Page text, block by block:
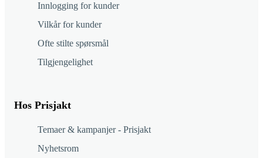
Innlogging for kunder
Vilkår for kunder
Ofte stilte spørsmål
Tilgjengelighet
Hos Prisjakt
Temaer & kampanjer - Prisjakt
Nyhetsrom